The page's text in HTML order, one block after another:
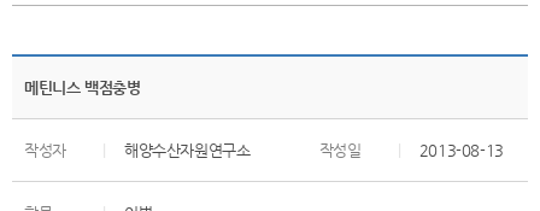
메틴니스 백점충병
작성자 해양수산자원연구소 작성일 2013-08-13